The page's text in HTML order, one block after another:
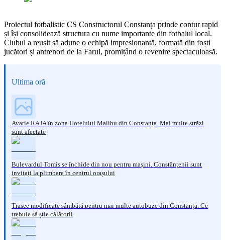
Proiectul fotbalistic CS Constructorul Constanța prinde contur rapid
și își consolidează structura cu nume importante din fotbalul local.
Clubul a reușit să adune o echipă impresionantă, formată din foști
jucători și antrenori de la Farul, promițând o revenire spectaculoasă.
Ultima oră
Avarie RAJA în zona Hotelului Malibu din Constanța. Mai multe străzi
sunt afectate
Bulevardul Tomis se închide din nou pentru mașini. Constănțenii sunt
invitați la plimbare în centrul orașului
Trasee modificate sâmbătă pentru mai multe autobuze din Constanța. Ce
trebuie să știe călătorii